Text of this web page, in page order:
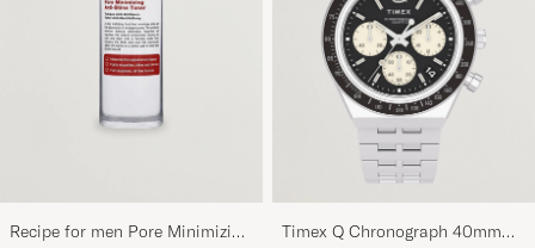
Recipe for men Pore Minimizing
Timex Q Chronograph 40mm